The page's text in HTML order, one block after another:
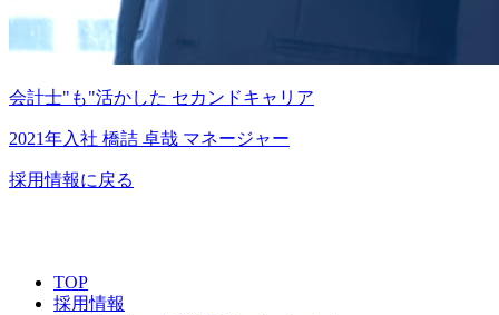
会計士"も"活かした セカンドキャリア
2021年入社 橋詰 卓哉 マネージャー
採用情報に戻る
TOP
採用情報